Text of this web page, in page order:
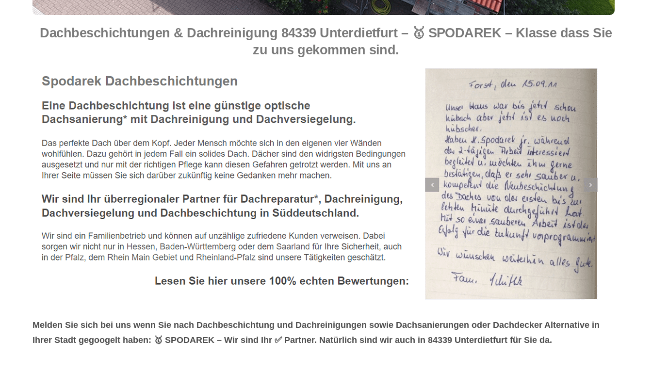
Dachbeschichtungen & Dachreinigung 84339 Unterdietfurt – 🥇 SPODAREK – Klasse dass Sie
zu uns gekommen sind.
Melden Sie sich bei uns wenn Sie nach Dachbeschichtung und Dachreinigungen sowie Dachsanierungen oder Dachdecker Alternative in
Ihrer Stadt gegoogelt haben: 🥇 SPODAREK – Wir sind Ihr ✅ Partner. Natürlich sind wir auch in 84339 Unterdietfurt für Sie da.